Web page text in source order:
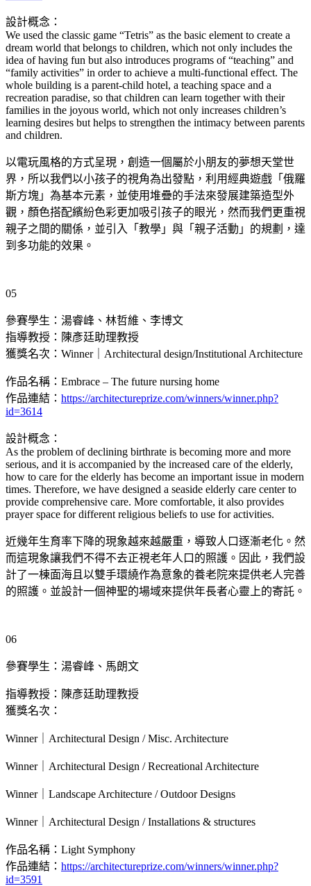
設計概念：
We used the classic game “Tetris” as the basic element to create a
dream world that belongs to children, which not only includes the
idea of having fun but also introduces programs of “teaching” and
“family activities” in order to achieve a multi-functional effect. The
whole building is a parent-child hotel, a teaching space and a
recreation paradise, so that children can learn together with their
families in the joyous world, which not only increases children’s
learning desires but helps to strengthen the intimacy between parents
and children.
以電玩風格的方式呈現，創造一個屬於小朋友的夢想天堂世
界，所以我們以小孩子的視角為出發點，利用經典遊戲「俄羅
斯方塊」為基本元素，並使用堆疊的手法來發展建築造型外
觀，顏色搭配繽紛色彩更加吸引孩子的眼光，然而我們更重視
親子之間的關係，並引入「教學」與「親子活動」的規劃，達
到多功能的效果。
05
參賽學生：湯睿峰、林哲維、李博文
指導教授：陳彥廷助理教授
獲獎名次：Winner｜Architectural design/Institutional Architecture
作品名稱：Embrace – The future nursing home
作品連結： https://architectureprize.com/winners/winner.php?
id=3614
設計概念：
As the problem of declining birthrate is becoming more and more
serious, and it is accompanied by the increased care of the elderly,
how to care for the elderly has become an important issue in modern
times. Therefore, we have designed a seaside elderly care center to
provide comprehensive care. More comfortable, it also provides
prayer space for different religious beliefs to use for activities.
近幾年生育率下降的現象越來越嚴重，導致人口逐漸老化。然
而這現象讓我們不得不去正視老年人口的照護。因此，我們設
計了一棟面海且以雙手環繞作為意象的養老院來提供老人完善
的照護。並設計一個神聖的場域來提供年長者心靈上的寄託。
06
參賽學生：湯睿峰、馬朗文
指導教授：陳彥廷助理教授
獲獎名次：
Winner｜Architectural Design / Misc. Architecture
Winner｜Architectural Design / Recreational Architecture
Winner｜Landscape Architecture / Outdoor Designs
Winner｜Architectural Design / Installations & structures
作品名稱：Light Symphony
作品連結： https://architectureprize.com/winners/winner.php?
id=3591